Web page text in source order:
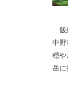
飯
中野
穏
岳に
た